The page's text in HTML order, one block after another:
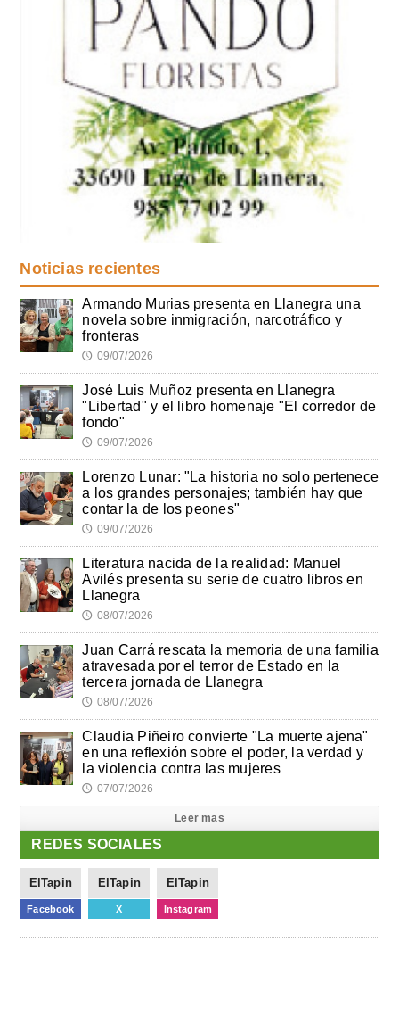
Noticias recientes
Armando Murias presenta en Llanegra una
novela sobre inmigración, narcotráfico y
fronteras
🕔 09/07/2026
José Luis Muñoz presenta en Llanegra
"Libertad" y el libro homenaje "El corredor de
fondo"
🕔 09/07/2026
Lorenzo Lunar: "La historia no solo pertenece
a los grandes personajes; también hay que
contar la de los peones"
🕔 09/07/2026
Literatura nacida de la realidad: Manuel
Avilés presenta su serie de cuatro libros en
Llanegra
🕔 08/07/2026
Juan Carrá rescata la memoria de una familia
atravesada por el terror de Estado en la
tercera jornada de Llanegra
🕔 08/07/2026
Claudia Piñeiro convierte "La muerte ajena"
en una reflexión sobre el poder, la verdad y
la violencia contra las mujeres
🕔 07/07/2026
Leer mas
REDES SOCIALES
ElTapin
Facebook
ElTapin
X
ElTapin
Instagram